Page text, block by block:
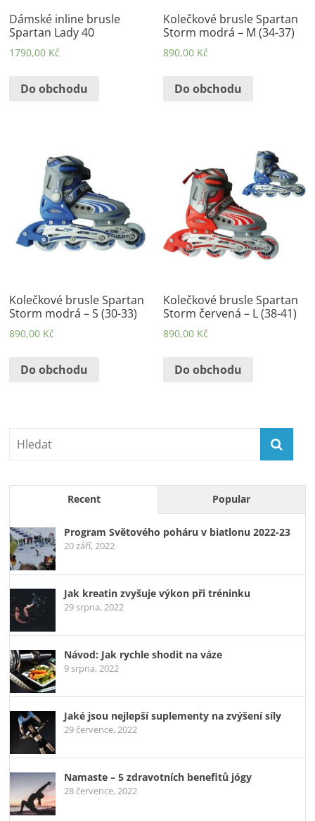
Dámské inline brusle
Spartan Lady 40
1790,00 Kč
Do obchodu
Kolečkové brusle Spartan
Storm modrá – M (34-37)
890,00 Kč
Do obchodu
Kolečkové brusle Spartan
Storm modrá – S (30-33)
890,00 Kč
Do obchodu
Kolečkové brusle Spartan
Storm červená – L (38-41)
890,00 Kč
Do obchodu
Recent Popular
Program Světového poháru v biatlonu 2022-23
20 září, 2022
Jak kreatin zvyšuje výkon při tréninku
29 srpna, 2022
Návod: Jak rychle shodit na váze
9 srpna, 2022
Jaké jsou nejlepší suplementy na zvýšení síly
29 července, 2022
Namaste – 5 zdravotních benefitů jógy
28 července, 2022